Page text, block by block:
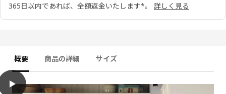
365日以内であれば、全額返金いたします*。
詳しく見る
概要 商品の詳細 サイズ
play
BODBYN ボードビーン ガラス扉 クロスバー付き, オフホワイト,